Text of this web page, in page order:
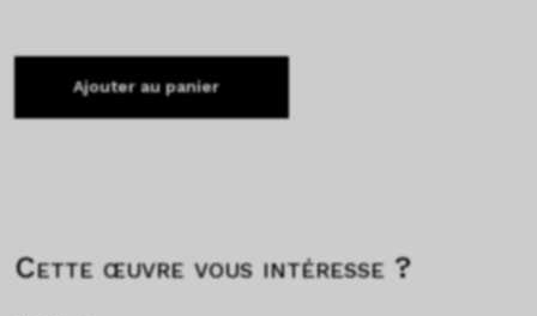
Ajouter au panier
Cette œuvre vous intéresse ?